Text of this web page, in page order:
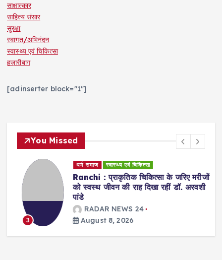
साक्षात्कार
साहित्य संसार
सुरक्षा
स्वागत/अभिनंदन
स्वास्थ्य एवं चिकित्सा
हज़ारीबाग
[adinserter block="1"]
You Missed
3
धर्म समाज स्वास्थ्य एवं चिकित्सा
Ranchi : प्राकृतिक चिकित्सा के जरिए मरीजों
को स्वस्थ जीवन की राह दिखा रहीं डॉ. अरवशी
पांडे
RADAR NEWS 24
August 8, 2026